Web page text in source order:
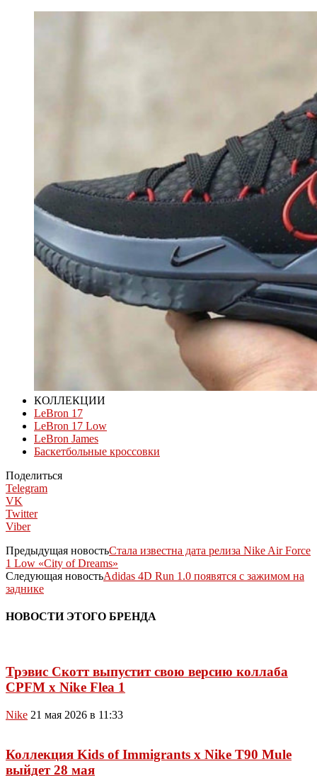
КОЛЛЕКЦИИ
LeBron 17
LeBron 17 Low
LeBron James
Баскетбольные кроссовки
Поделиться
Telegram
VK
Twitter
Viber
Предыдущая новостьСтала известна дата релиза Nike Air Force
1 Low «City of Dreams»
Следующая новостьAdidas 4D Run 1.0 появятся с зажимом на
заднике
НОВОСТИ ЭТОГО БРЕНДА
Трэвис Скотт выпустит свою версию коллаба
CPFM x Nike Flea 1
Nike 21 мая 2026 в 11:33
Коллекция Kids of Immigrants x Nike T90 Mule
выйдет 28 мая